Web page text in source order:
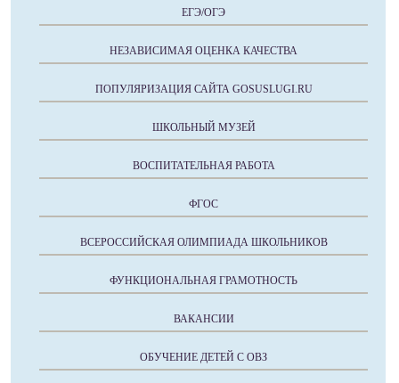
ЕГЭ/ОГЭ
НЕЗАВИСИМАЯ ОЦЕНКА КАЧЕСТВА
ПОПУЛЯРИЗАЦИЯ САЙТА GOSUSLUGI.RU
ШКОЛЬНЫЙ МУЗЕЙ
ВОСПИТАТЕЛЬНАЯ РАБОТА
ФГОС
ВСЕРОССИЙСКАЯ ОЛИМПИАДА ШКОЛЬНИКОВ
ФУНКЦИОНАЛЬНАЯ ГРАМОТНОСТЬ
ВАКАНСИИ
ОБУЧЕНИЕ ДЕТЕЙ С ОВЗ